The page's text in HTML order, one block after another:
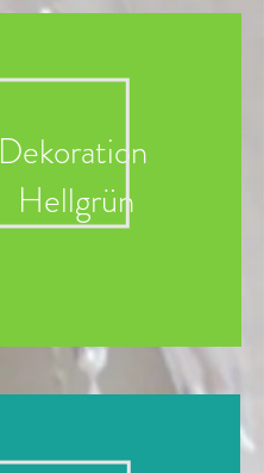
Dekoration
Hellgrün